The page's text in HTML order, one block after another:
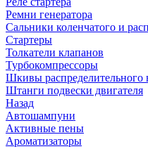
Ремни генератора
Сальники коленчатого и
Стартеры
Толкатели клапанов
Турбокомпрессоры
Шкивы распределительного
Штанги подвески двигателя
Назад
Автошампуни
Активные пены
Ароматизаторы